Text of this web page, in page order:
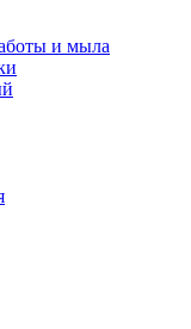
и мыла